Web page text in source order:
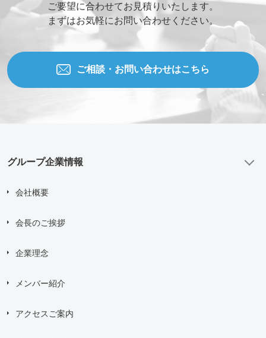
ご要望に合わせてお見積りいたします。
まずはお気軽にお問い合わせください。
ご相談・お問い合わせはこちら
グループ企業情報
会社概要
会長のご挨拶
企業理念
メンバー紹介
アクセスご案内